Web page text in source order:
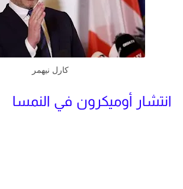
كارل نيهمر
انتشار أوميكرون في النمسا